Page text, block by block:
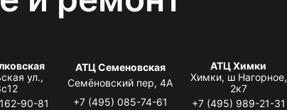
ул.,
90-81
АТЦ Семеновская
Семёновский пер, 4А
+7 (495) 085-74-61
АТЦ Химки
Химки, ш Нагорное,
2к7
+7 (495) 989-21-31